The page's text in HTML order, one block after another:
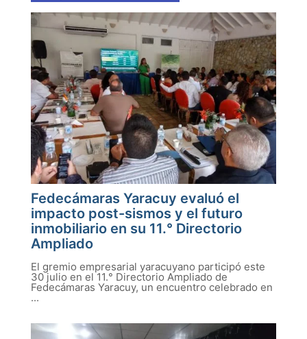
Fedecámaras Yaracuy evaluó el
impacto post-sismos y el futuro
inmobiliario en su 11.° Directorio
Ampliado
El gremio empresarial yaracuyano participó este
30 julio en el 11.° Directorio Ampliado de
Fedecámaras Yaracuy, un encuentro celebrado en
...